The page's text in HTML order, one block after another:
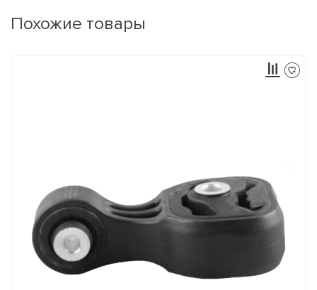
Похожие товары